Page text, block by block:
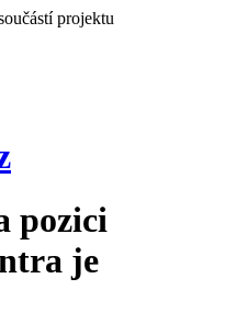
projektu
pozici
je